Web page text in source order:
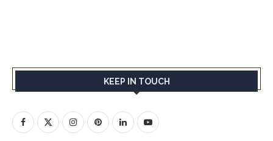
KEEP IN TOUCH